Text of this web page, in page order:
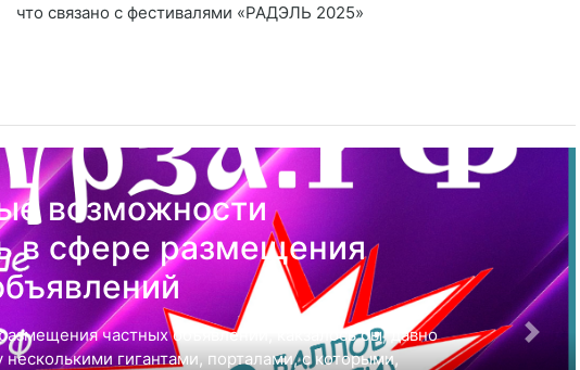
что связано с фестивалями «РАДЭЛЬ 2025»
возможности
в сфере размещения
частных объявлений, какзалось бы, давно
гигантами, порталами, с которыми,